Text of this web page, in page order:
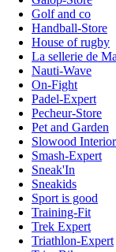
Golf and co
Handball-Store
House of rugby
La sellerie de
Nauti-Wave
On-Fight
Padel-Expert
Pecheur-Store
Pet and Garden
Slowood Interior
Smash-Expert
Sneak'In
Sneakids
Sport is good
Training-Fit
Trek Expert
Triathlon-Expert